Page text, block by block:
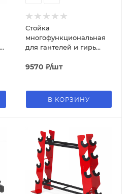
Стойка
многофункциональная
для гантелей и гирь
9570 ₽/шт
В КОРЗИНУ